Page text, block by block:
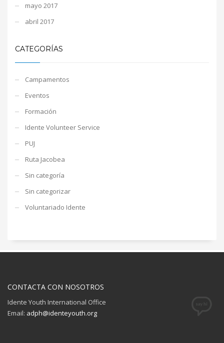
mayo 2017
abril 2017
CATEGORÍAS
Campamentos
Eventos
Formación
Idente Volunteer Service
PUJ
Ruta Jacobea
Sin categoría
Sin categorizar
Voluntariado Idente
CONTACTA CON NOSOTROS
Idente Youth International Office
Email: adph@identeyouth.org